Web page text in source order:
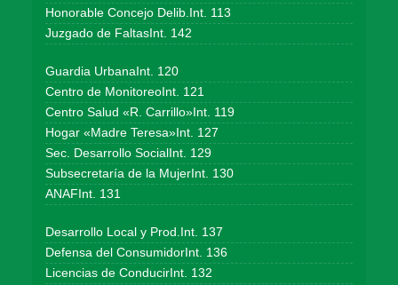
Honorable Concejo Delib.Int. 113
Juzgado de FaltasInt. 142
Guardia UrbanaInt. 120
Centro de MonitoreoInt. 121
Centro Salud «R. Carrillo»Int. 119
Hogar «Madre Teresa»Int. 127
Sec. Desarrollo SocialInt. 129
Subsecretaría de la MujerInt. 130
ANAFInt. 131
Desarrollo Local y Prod.Int. 137
Defensa del ConsumidorInt. 136
Licencias de ConducirInt. 132